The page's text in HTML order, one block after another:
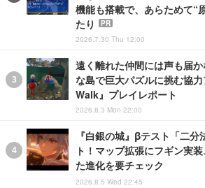
機能も搭載で、あらためて“
たり
PR
2026.7.30 Thu 12:00
遠く離れた仲間には声も届
な島で巨大パズルに挑む協
Walk』プレイレポート
2026.8.3 Mon 22:00
『白銀の城』βテスト「二
ト！マップ拡張にフギン実
た進化を要チェック
2026.8.5 Wed 22:45